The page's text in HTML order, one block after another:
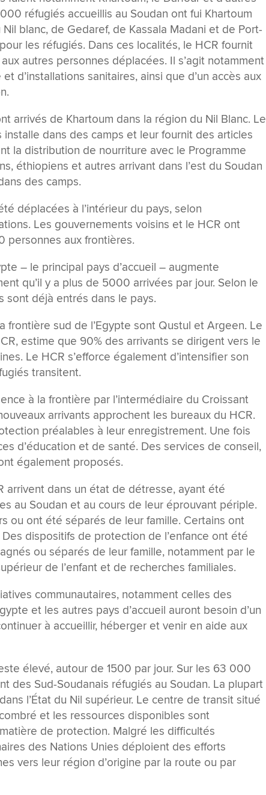
réfugiés accueillis au Soudan ont fui Khartoum
blanc, de Gedaref, de Kassala Madani et de Port-
les réfugiés. Dans ces localités, le HCR fournit
autres personnes déplacées. Il s’agit notamment
d’installations sanitaires, ainsi que d’un accès aux
arrivés de Khartoum dans la région du Nil Blanc. Le
dans des camps et leur fournit des articles
la distribution de nourriture avec le Programme
éthiopiens et autres arrivant dans l’est du Soudan
des camps.
déplacées à l’intérieur du pays, selon
Les gouvernements voisins et le HCR ont
aux frontières.
– le principal pays d’accueil – augmente
qu’il y a plus de 5000 arrivées par jour. Selon le
sont déjà entrés dans le pays.
frontière sud de l’Egypte sont Qustul et Argeen. Le
estime que 90% des arrivants se dirigent vers le
Le HCR s’efforce également d’intensifier son
transitent.
à la frontière par l’intermédiaire du Croissant
arrivants approchent les bureaux du HCR.
préalables à leur enregistrement. Une fois
d’éducation et de santé. Des services de conseil,
également proposés.
arrivent dans un état de détresse, ayant été
au Soudan et au cours de leur éprouvant périple.
ou ont été séparés de leur famille. Certains ont
dispositifs de protection de l’enfance ont été
ou séparés de leur famille, notamment par le
de l’enfant et de recherches familiales.
communautaires, notamment celles des
et les autres pays d’accueil auront besoin d’un
à accueillir, héberger et venir en aide aux
élevé, autour de 1500 par jour. Sur les 63 000
des Sud-Soudanais réfugiés au Soudan. La plupart
l’État du Nil supérieur. Le centre de transit situé
et les ressources disponibles sont
de protection. Malgré les difficultés
des Nations Unies déploient des efforts
vers leur région d’origine par la route ou par